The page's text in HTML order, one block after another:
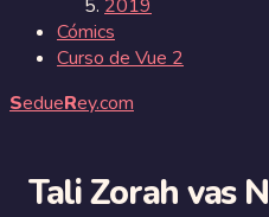
2019
Cómics
Curso de Vue 2
SedueRey.com
Tali Zorah vas